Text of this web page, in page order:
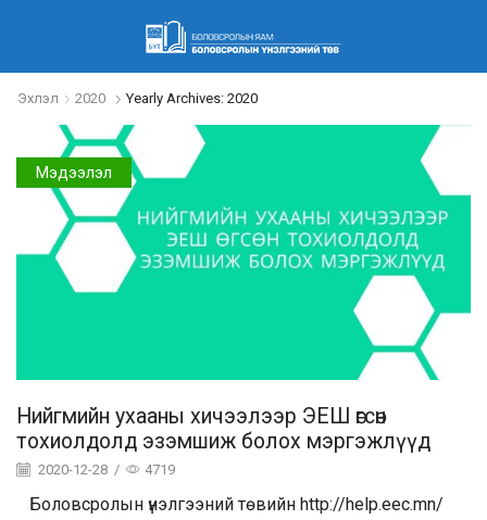
Эхлэл 2020 Yearly Archives: 2020
Мэдээлэл
Нийгмийн ухааны хичээлээр ЭЕШ өгсөн
тохиолдолд эзэмшиж болох мэргэжлүүд
2020-12-28 / 4719
Боловсролын үнэлгээний төвийн http://help.eec.mn/